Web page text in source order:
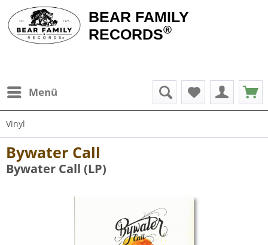
BEAR FAMILY
RECORDS®
Menü
Vinyl
Bywater Call
Bywater Call (LP)